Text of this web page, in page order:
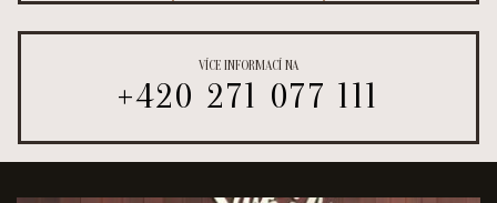
VÍCE INFORMACÍ NA
+420 271 077 111